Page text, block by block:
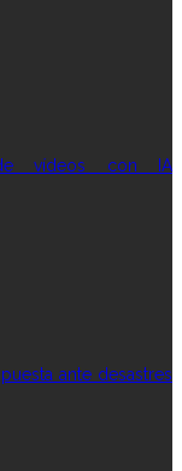
vídeos con IA
ante desastres